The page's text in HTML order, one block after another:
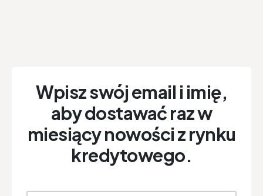
Wpisz swój email i imię,
aby dostawać raz w
miesiący nowości z rynku
kredytowego.